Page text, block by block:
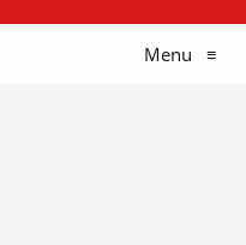
Menu ≡